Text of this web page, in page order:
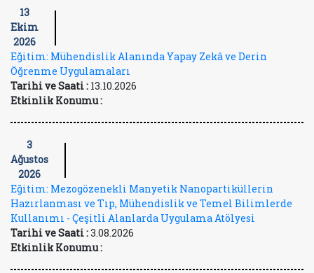
13
Ekim
2026
Eğitim: Mühendislik Alanında Yapay Zekâ ve Derin
Öğrenme Uygulamaları
Tarihi ve Saati : 13.10.2026
Etkinlik Konumu :
3
Ağustos
2026
Eğitim: Mezogözenekli Manyetik Nanopartiküllerin
Hazırlanması ve Tıp, Mühendislik ve Temel Bilimlerde
Kullanımı - Çeşitli Alanlarda Uygulama Atölyesi
Tarihi ve Saati :3.08.2026
Etkinlik Konumu :